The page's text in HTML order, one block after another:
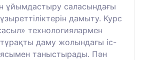
ұйымдастыру саласындағы
дамыту. Курс
технологиялармен
даму жолындағы іс-
таныстырады. Пән